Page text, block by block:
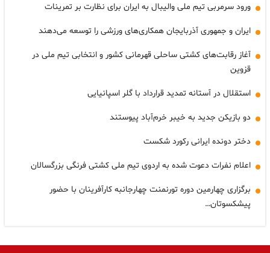
ورود سرمربی تیم ملی والیبال به ایران برای نظارت بر تمرینات
ایران و جمهوری آذربایجان همکاری‌های ورزشی را توسعه می‌دهند
آغاز رقابت‌های کشتی ساحلی قهرمانی کشور و انتخابی تیم ملی در
قزوین
استقلال در آستانه تمدید قرارداد با گلر اسپانیایی
دو بازیکن جدید به خیبر خرم‌آباد پیوستند
دختر دونده ایرانی رکورد شکست
اعلام نفرات دعوت شده به اردوی تیم ملی کشتی فرنگی بزرگسالان
برگزاری چهارمین دوره تورنمنت چهارجانبه کارآفرینان با حضور
پیشکسوتان…